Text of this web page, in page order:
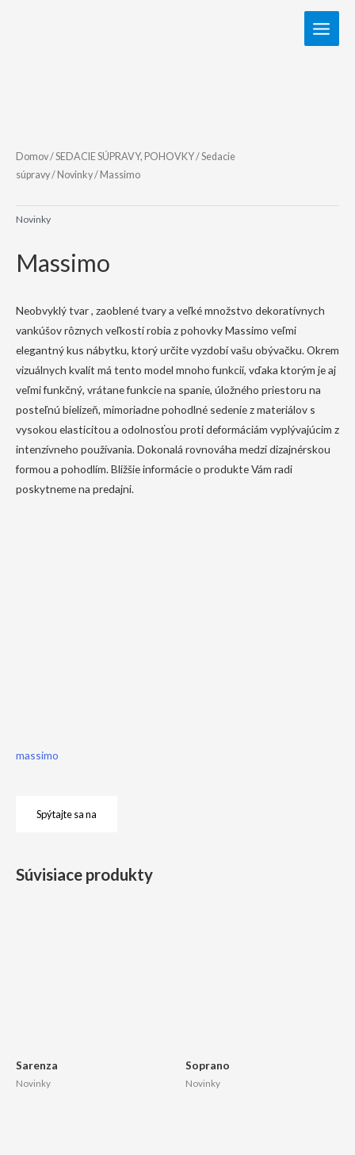
Domov/SEDACIE SÚPRAVY, POHOVKY/Sedacie
súpravy/ Novinky/ Massimo
Novinky
Massimo
Neobvyklý tvar , zaoblené tvary a veľké množstvo dekoratívnych
vankúšov rôznych veľkostí robia z pohovky Massimo veľmi
elegantný kus nábytku, ktorý určite vyzdobí vašu obývačku. Okrem
vizuálnych kvalít má tento model mnoho funkcií, vďaka ktorým je aj
veľmi funkčný, vrátane funkcie na spanie, úložného priestoru na
posteľnú bielizeň, mimoriadne pohodlné sedenie z materiálov s
vysokou elasticitou a odolnosťou proti deformáciám vyplývajúcim z
intenzívneho používania. Dokonalá rovnováha medzi dizajnérskou
formou a pohodlím. Bližšie informácie o produkte Vám radi
poskytneme na predajni.
massimo
Spýtajte sa na
Súvisiace produkty
Sarenza
Novinky
Soprano
Novinky